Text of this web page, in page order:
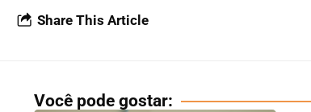
Share This Article
Você pode gostar: